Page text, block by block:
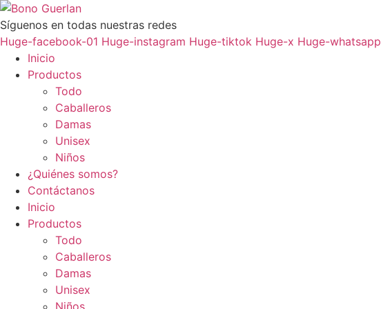
Ir
al
contenido
Síguenos en todas nuestras redes
Huge-facebook-01 Huge-instagram Huge-tiktok Huge-x Huge-whatsapp
Inicio
Productos
Todo
Caballeros
Damas
Unisex
Niños
¿Quiénes somos?
Contáctanos
Inicio
Productos
Todo
Caballeros
Damas
Unisex
Niños